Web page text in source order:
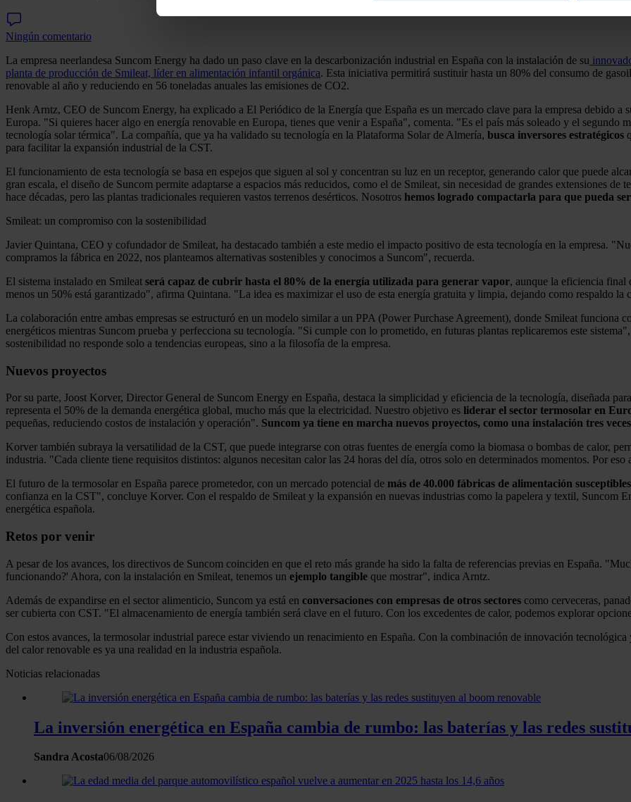
y analizar el tráfico. Además, compartimos información sobre el uso que haga del sitio web
redes sociales, publicidad y análisis web, quienes pueden combinarla con otra información
Ningún comentario
La empresa neerlandesa Suncom Energy ha dado un paso clave en la descarbonización industrial en España con la instalación de su
planta de producción de Smileat, líder en alimentación infantil orgánica. Esta iniciativa permitirá sustituir hasta un 80% del consumo de
renovable al año y reduciendo en 56 toneladas anuales las emisiones de CO2.
Henk Arntz, CEO de Suncom Energy, ha explicado a El Periódico de la Energía que España es un mercado clave para la empresa debido a
Europa. "Si quieres hacer algo en energía renovable en Europa, tienes que venir a España", comenta. "Es el país más soleado y el segundo
tecnología solar térmica". La compañía, que ya ha validado su tecnología en la Plataforma Solar de Almería, busca inversores estratégicos
para facilitar la expansión industrial de la CST.
El funcionamiento de esta tecnología se basa en espejos que siguen al sol y concentran su luz en un receptor, generando calor que puede
gran escala, el diseño de Suncom permite adaptarse a espacios más reducidos, como el de Smileat, sin necesidad de grandes extensiones
hace décadas, pero las plantas tradicionales requieren vastos terrenos desérticos. Nosotros hemos logrado compactarla para que pueda
Smileat: un compromiso con la sostenibilidad
Javier Quintana, CEO y cofundador de Smileat, ha destacado también a este medio el impacto positivo de esta tecnología en la empresa.
compramos la fábrica en 2022, nos planteamos alternativas sostenibles y conocimos a Suncom", recuerda.
El sistema instalado en Smileat será capaz de cubrir hasta el 80% de la energía utilizada para generar vapor, aunque la eficiencia final
menos un 50% está garantizado", afirma Quintana. "La idea es maximizar el uso de esta energía gratuita y limpia, dejando como respaldo la
La colaboración entre ambas empresas se estructuró en un modelo similar a un PPA (Power Purchase Agreement), donde Smileat funciona
energéticos mientras Suncom prueba y perfecciona su tecnología. "Si cumple con lo prometido, en futuras plantas replicaremos este
sostenibilidad no responde solo a tendencias europeas, sino a la filosofía de la empresa.
Nuevos proyectos
Por su parte, Joost Korver, Director General de Suncom Energy en España, destaca la simplicidad y eficiencia de la tecnología, diseñada
representa el 50% de la demanda energética global, mucho más que la electricidad. Nuestro objetivo es liderar el sector termosolar en
pequeñas, reduciendo costos de instalación y operación". Suncom ya tiene en marcha nuevos proyectos, como una instalación tres
Korver también subraya la versatilidad de la CST, que puede integrarse con otras fuentes de energía como la biomasa o bombas de calor,
industria. "Cada cliente tiene requisitos distintos: algunos necesitan calor las 24 horas del día, otros solo en determinados momentos. Por
El futuro de la termosolar en España parece prometedor, con un mercado potencial de más de 40.000 fábricas de alimentación
confianza en la CST", concluye Korver. Con el respaldo de Smileat y la expansión en nuevas industrias como la papelera y textil, Suncom
energética española.
Retos por venir
A pesar de los avances, los directivos de Suncom coinciden en que el reto más grande ha sido la falta de referencias previas en España.
funcionando?' Ahora, con la instalación en Smileat, tenemos un ejemplo tangible que mostrar", indica Arntz.
Además de expandirse en el sector alimenticio, Suncom ya está en conversaciones con empresas de otros sectores como cerveceras,
ser cubierta con CST. "El almacenamiento de energía también será clave en el futuro. Con los excedentes de calor, podemos explorar
Con estos avances, la termosolar industrial parece estar viviendo un renacimiento en España. Con la combinación de innovación
del calor renovable es ya una realidad en la industria española.
Noticias relacionadas
La inversión energética en España cambia de rumbo: las baterías y las redes
Sandra Acosta06/08/2026